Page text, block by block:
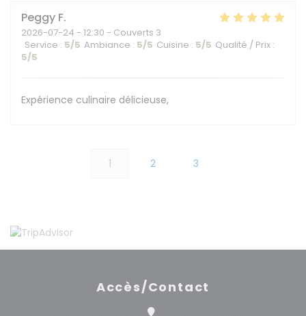
Peggy F
2026-07-24 - 12:30 - Couverts 3
Service : 5/5 Ambiance : 5/5 Cuisine : 5/5 Qualité / Prix :
5/5
Expérience culinaire délicieuse,
1 2 3
Accès/Contact